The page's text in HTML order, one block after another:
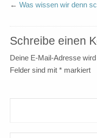
← Was wissen wir denn
Schreibe einen
Deine E-Mail-Adresse
Felder sind mit * markiert